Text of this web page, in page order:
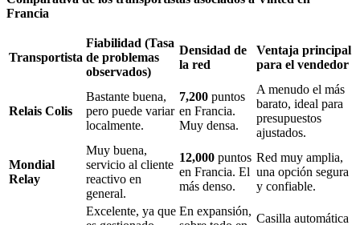
Francia
Transportista
Fiabilidad (Tasa
de problemas
observados)
Densidad de
la red
Ventaja principal
para el vendedor
Relais Colis
Bastante buena,
pero puede variar
localmente.
7,200 puntos
en Francia.
Muy densa.
A menudo el más
barato, ideal para
presupuestos
ajustados.
Mondial
Relay
Muy buena,
servicio al cliente
reactivo en
general.
12,000 puntos
en Francia. El
más denso.
Red muy amplia,
una opción segura
y confiable.
Excelente, ya que En expansión,
Casilla automática